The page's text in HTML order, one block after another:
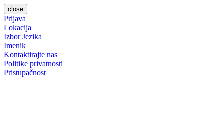
close
Prijava
Lokacija
Izbor Jezika
Imenik
Kontaktirajte nas
Politike privatnosti
Pristupačnost